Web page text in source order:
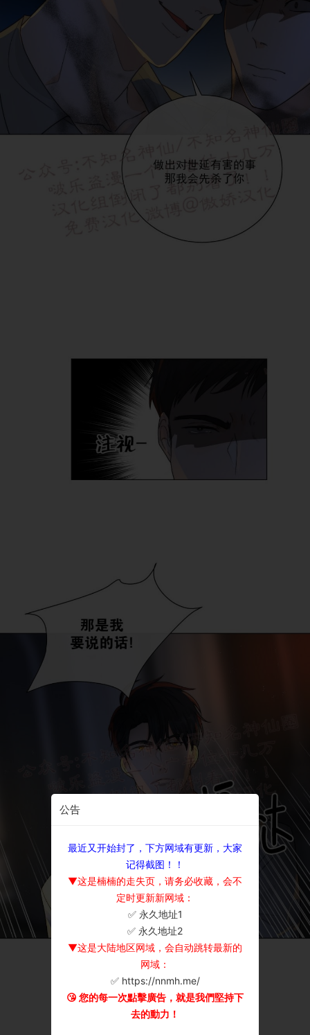
公告
最近又开始封了，下方网域有更新，大家
记得截图！！
▼这是楠楠的走失页，请务必收藏，会不
定时更新新网域：
✅ 永久地址1
✅ 永久地址2
▼这是大陆地区网域，会自动跳转最新的
网域：
✅ https://nnmh.me/
😘 您的每一次點擊廣告，就是我們堅持下
去的動力！